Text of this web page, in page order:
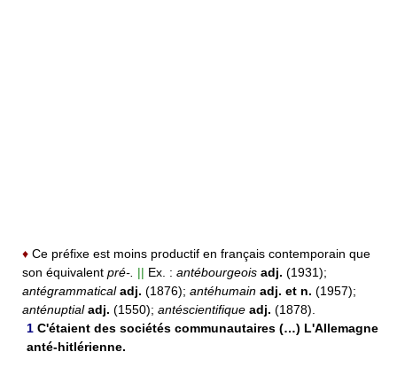
♦ Ce préfixe est moins productif en français contemporain que
son équivalent pré-. || Ex. : antébourgeois adj. (1931);
antégrammaticaladj. (1876); antéhumain adj. et n. (1957);
anténuptialadj. (1550); antéscientifique adj. (1878).
1 C'étaient des sociétés communautaires (…) L'Allemagne
anté-hitlérienne.